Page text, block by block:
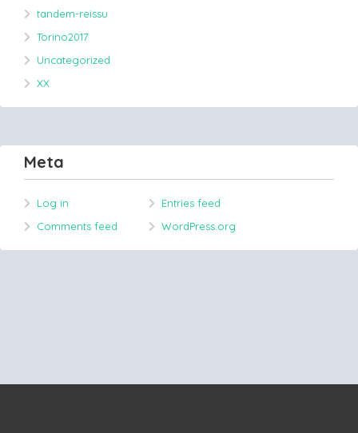
tandem-reissu
Torino2017
Uncategorized
XX
Meta
Log in
Entries feed
Comments feed
WordPress.org